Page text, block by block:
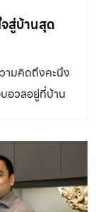
สู่บ้านสุด
ามคิดถึงคะนึง
อวลอยู่ที่บ้าน
ศที่ภูมิลำเนา
ที่ยังเปี่ยมไป
เพื่อ